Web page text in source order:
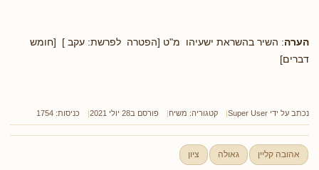
הערה: השיר בהשראת ישעיהו מ"ט [הפטרה לפרשת: עקב ] [חומש
דברים]
נכתב על ידי Super User קטגוריה: משיח פורסם ב28 יולי 2021 כניסות: 1754
אהובה קליין גאולה ציון